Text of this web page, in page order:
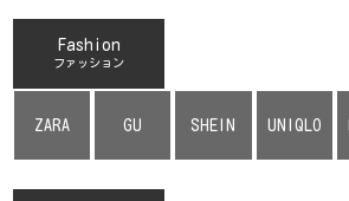
Fashion
ファッション
ZARA GU SHEIN UNIQLO